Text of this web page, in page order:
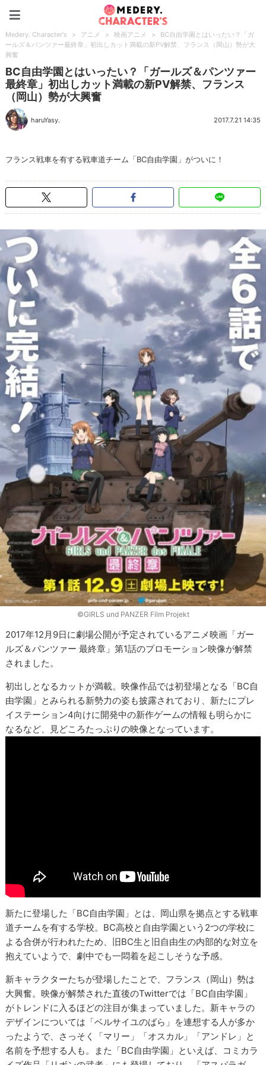
Medery. Character's > アニメ > 映画アニメ >
BC自由学園とはいったい？「ガ
ールズ＆パンツァー最終章」初出しカット満載の新PV解禁、フランス（岡山）勢が大
興奮
BC自由学園とはいったい？「ガールズ＆パンツァー
最終章」初出しカット満載の新PV解禁、フランス
（岡山）勢が大興奮
haruYasy. 2017.7.21 14:35
フランス戦車を有する戦車道チーム「BC自由学園」がついに！
©GIRLS und PANZER Film Projekt
2017年12月9日に劇場公開が予定されているアニメ映画「ガー
ルズ＆パンツァー 最終章」第1話のプロモーション映像が解禁
されました。
初出しとなるカットが満載。映像作品では初登場となる「BC自
由学園」とみられる新勢力の姿も披露されており、新たにプレ
イステーション4向けに開発中の新作ゲームの情報も明らかに
なるなど、見どころたっぷりの映像となっています。
新たに登場した「BC自由学園」とは、岡山県を拠点とする戦車
道チームを有する学校。BC高校と自由学園という2つの学校に
よる合併が行われたため、旧BC生と旧自由生の内部的な対立を
抱えていようで、劇中でも一悶着を起こしそうな予感。
新キャラクターたちが登場したことで、フランス（岡山）勢は
大興奮。映像が解禁された直後のTwitterでは「BC自由学園」
がトレンドに入るほどの注目が集まっていました。新キャラの
デザインについては「ベルサイユのばら」を連想する人が多か
ったようで、さっそく「マリー」「オスカル」「アンドレ」と
名前を予想する人も。また「BC自由学園」といえば、コミカラ